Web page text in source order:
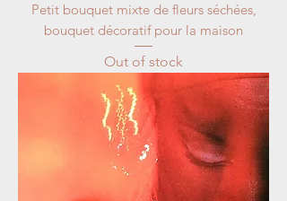
Petit bouquet mixte de fleurs séchées,
bouquet décoratif pour la maison
Out of stock